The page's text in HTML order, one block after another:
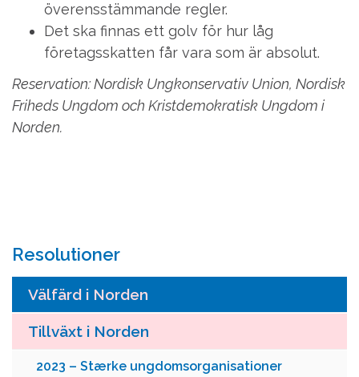
överensstämmande regler.
Det ska finnas ett golv för hur låg
företagsskatten får vara som är absolut.
Reservation: Nordisk Ungkonservativ Union, Nordisk
Friheds Ungdom och Kristdemokratisk Ungdom i
Norden.
Resolutioner
Välfärd i Norden
Tillväxt i Norden
2023 – Stærke ungdomsorganisationer